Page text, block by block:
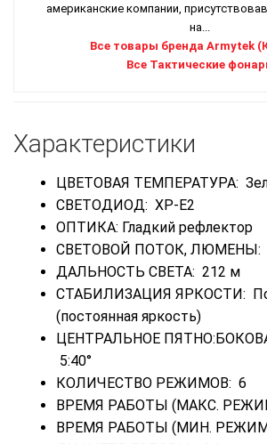
американские компании,
на...
Все товары бренда Armytek
Все Тактические
Характеристики
ЦВЕТОВАЯ ТЕМПЕРАТУРА:
СВЕТОДИОД: XP-E2
ОПТИКА: Гладкий рефлектор
СВЕТОВОЙ ПОТОК, ЛЮМЕНЫ:
ДАЛЬНОСТЬ СВЕТА: 212 м
СТАБИЛИЗАЦИЯ ЯРКОСТИ:
(постоянная яркость)
ЦЕНТРАЛЬНОЕ
5:40°
КОЛИЧЕСТВО РЕЖИМОВ: 6
ВРЕМЯ РАБОТЫ (МАКС.
ВРЕМЯ РАБОТЫ (МИН.